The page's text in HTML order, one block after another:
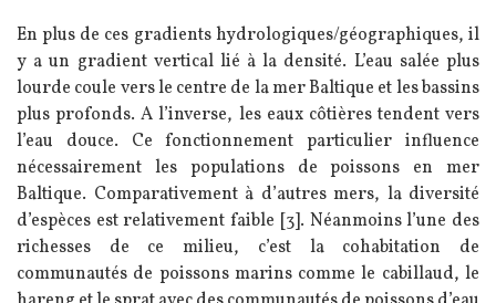
En plus de ces gradients hydrologiques/géographiques, il
y a un gradient vertical lié à la densité. L’eau salée plus
lourde coule vers le centre de la mer Baltique et les bassins
plus profonds. A l’inverse, les eaux côtières tendent vers
l’eau douce. Ce fonctionnement particulier influence
nécessairement les populations de poissons en mer
Baltique. Comparativement à d’autres mers, la diversité
d’espèces est relativement faible [3]. Néanmoins l’une des
richesses de ce milieu, c’est la cohabitation de
communautés de poissons marins comme le cabillaud, le